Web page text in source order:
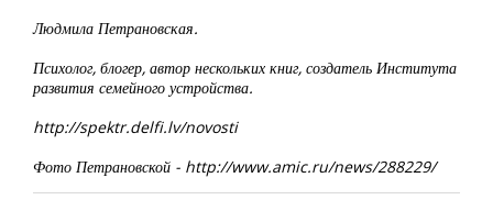
Людмила Петрановская.
Психолог, блогер, автор нескольких книг, создатель Института
развития семейного устройства.
http://spektr.delfi.lv/novosti
Фото Петрановской - http://www.amic.ru/news/288229/